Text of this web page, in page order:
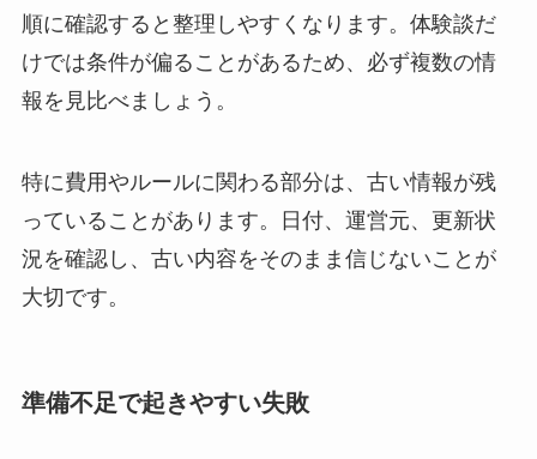
順に確認すると整理しやすくなります。体験談だ
けでは条件が偏ることがあるため、必ず複数の情
報を見比べましょう。
特に費用やルールに関わる部分は、古い情報が残
っていることがあります。日付、運営元、更新状
況を確認し、古い内容をそのまま信じないことが
大切です。
準備不足で起きやすい失敗